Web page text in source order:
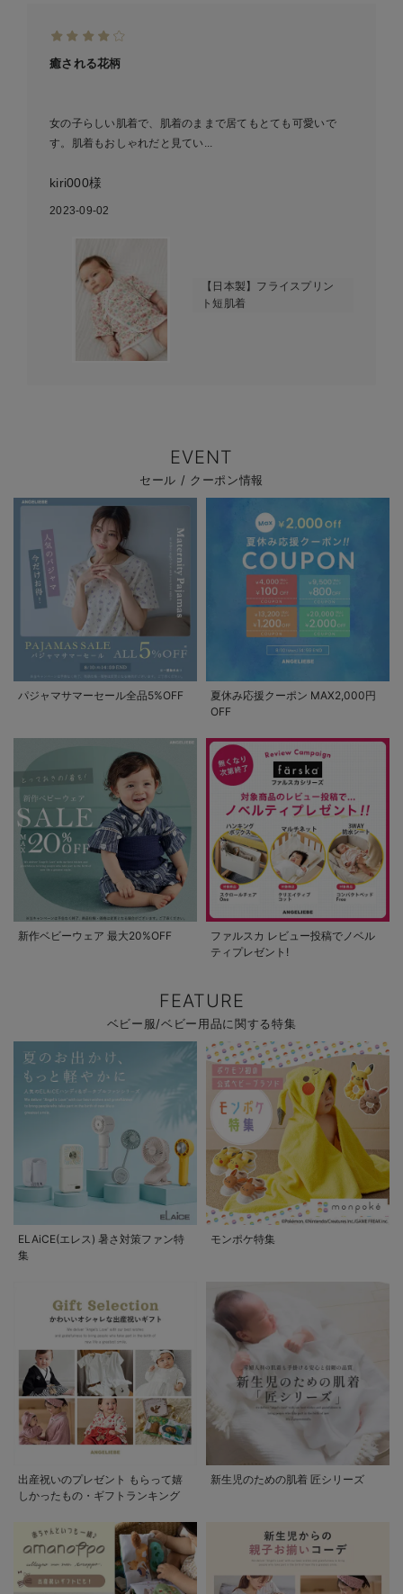
癒される花柄
女の子らしい肌着で、肌着のままで居てもとても可愛いで
す。肌着もおしゃれだと見てい...
kiri000様
2023-09-02
【日本製】フライスプリン
ト短肌着
EVENT
セール / クーポン情報
パジャマサマーセール全品5%OFF
夏休み応援クーポン MAX2,000円
OFF
新作ベビーウェア 最大20%OFF
ファルスカ レビュー投稿でノベル
ティプレゼント!
FEATURE
ベビー服/ベビー用品に関する特集
ELAiCE(エレス) 暑さ対策ファン特
集
モンポケ特集
出産祝いのプレゼント もらって嬉
しかったもの・ギフトランキング
新生児のための肌着 匠シリーズ